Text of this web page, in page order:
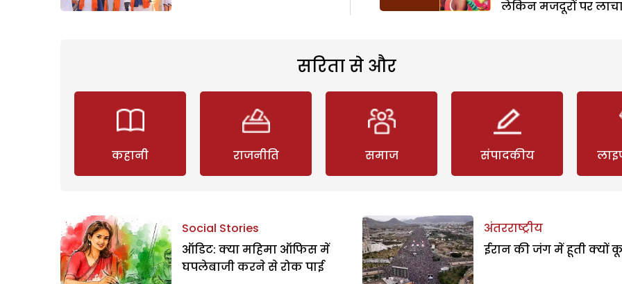
लेकिन मजदूरों पर
सरिता से और
कहानी राजनीति समाज संपादकीय
Social Stories
ऑडिट: क्या महिमा ऑफिस में
घपलेबाजी करने से रोक पाई
अंतरराष्ट्रीय
ईरान की जंग में हूती क्यों